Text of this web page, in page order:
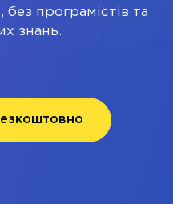
програмістів та
знань.